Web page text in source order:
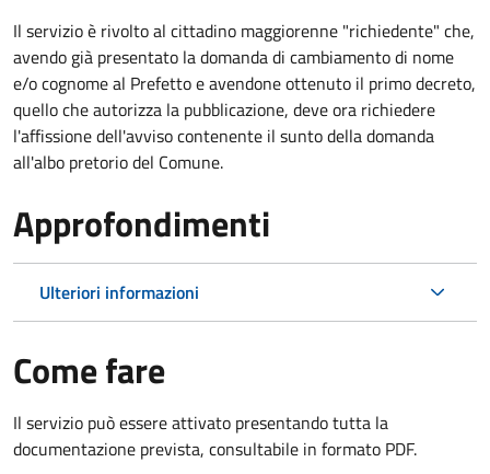
Il servizio è rivolto al cittadino maggiorenne "richiedente" che,
avendo già presentato la domanda di cambiamento di nome
e/o cognome al Prefetto e avendone ottenuto il primo decreto,
quello che autorizza la pubblicazione, deve ora richiedere
l'affissione dell'avviso contenente il sunto della domanda
all'albo pretorio del Comune.
Approfondimenti
Ulteriori informazioni
Come fare
Il servizio può essere attivato presentando tutta la
documentazione prevista, consultabile in formato PDF.